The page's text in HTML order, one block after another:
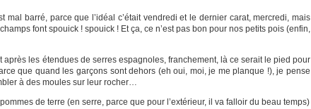
mal barré, parce que l’idéal c’était vendredi et le dernier carat, mercredi, mais
font spouick ! spouick ! Et ça, ce n’est pas bon pour nos petits pois (enfin,
après les étendues de serres espagnoles, franchement, là ce serait le pied pour
que quand les garçons sont dehors (eh oui, moi, je me planque !), je pense
à des moules sur leur rocher…
de terre (en serre, parce que pour l’extérieur, il va falloir du beau temps)